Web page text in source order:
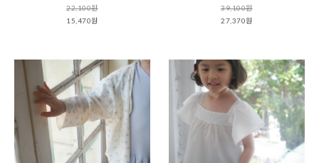
22,100원
15,470원
39,100원
27,370원